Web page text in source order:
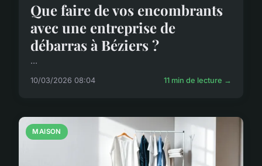
Que faire de vos encombrants
avec une entreprise de
débarras à Béziers ?
...
10/03/2026 08:04 11 min de lecture →
MAISON